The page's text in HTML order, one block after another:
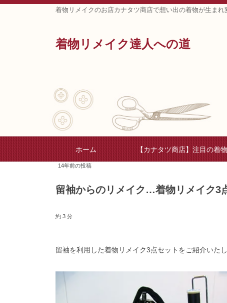
着物リメイクのお店カナタツ商店で想い出の着物が生まれ
着物リメイク達人への道
ホーム 【カナタツ商店】注目の着
14年前の投稿
留袖からのリメイク…着物リメイク3
約 3 分
留袖を利用した着物リメイク3点セットをご紹介いたし